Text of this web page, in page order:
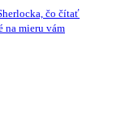
čo čítať
na mieru vám